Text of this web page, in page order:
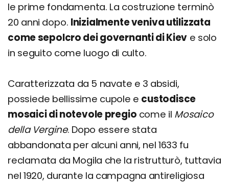
le prime fondamenta. La costruzione terminò
20 anni dopo. Inizialmente veniva utilizzata
come sepolcro dei governanti di Kiev e solo
in seguito come luogo di culto.
Caratterizzata da 5 navate e 3 absidi,
possiede bellissime cupole e custodisce
mosaici di notevole pregio come il Mosaico
della Vergine. Dopo essere stata
abbandonata per alcuni anni, nel 1633 fu
reclamata da Mogila che la ristrutturò, tuttavia
nel 1920, durante la campagna antireligiosa